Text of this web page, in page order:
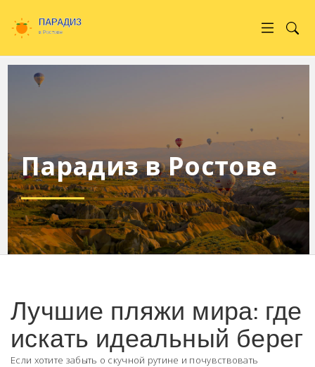
Парадиз в Ростове
Лучшие пляжи мира: где
искать идеальный берег
Если хотите забыть о скучной рутине и почувствовать